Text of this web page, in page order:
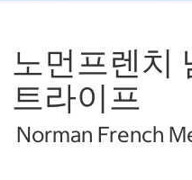
노먼프렌치
트라이프
Norman French